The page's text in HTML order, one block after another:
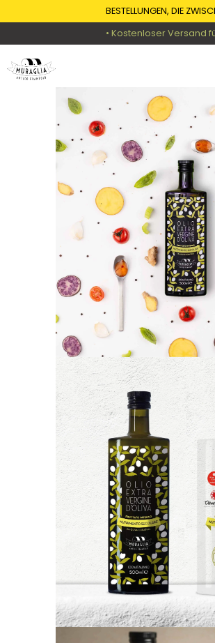
BESTELLUNGEN, DIE
• Kostenloser Versand für